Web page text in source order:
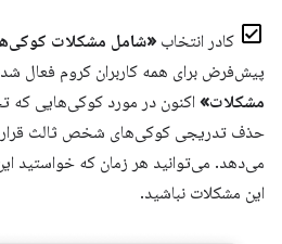
کادر انتخاب «شامل مشکلات
پیش‌فرض برای همه کاربران کروم فعال
مشکلات» اکنون در مورد کوکی‌هایی
حذف تدریجی کوکی‌های شخص ثالث قرار
می‌دهد. می‌توانید هر زمان که خواستید این
این مشکلات نباشید.